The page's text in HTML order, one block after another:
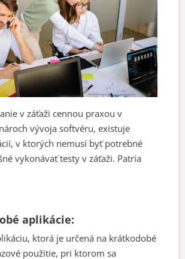
v záťaži cennou praxou v
vývoja softvéru, existuje
v ktorých nemusí byť potrebné
vykonávať testy v záťaži. Patria
aplikácie:
ktorá je určená na krátkodobé
použitie, pri ktorom sa